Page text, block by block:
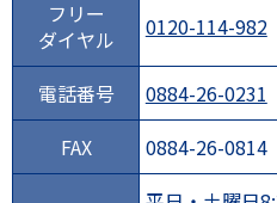
フリー
ダイヤル
0120-114-982
電話番号
0884-26-0231
FAX
0884-26-0814